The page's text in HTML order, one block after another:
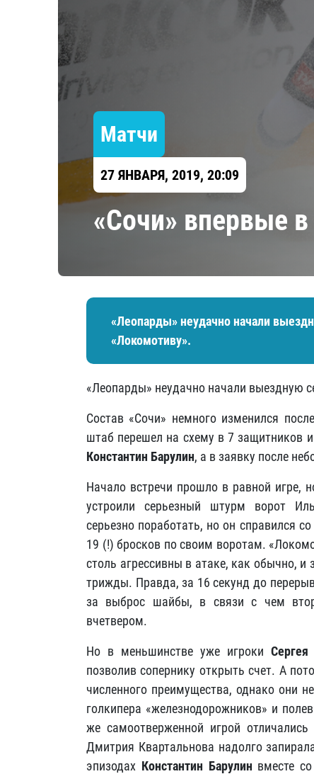
Матчи
27 ЯНВАРЯ, 2019, 20:09
«Сочи» впервые
«Леопарды» неудачно начали
«Локомотиву».
«Леопарды» неудачно начали выездную
Состав «Сочи» немного изменился
штаб перешел на схему в 7 защитников
Константин Барулин, а в заявку после
Начало встречи прошло в равной игре,
устроили серьезный штурм ворот
серьезно поработать, но он справился
19 (!) бросков по своим воротам.
столь агрессивны в атаке, как обычно, и
трижды. Правда, за 16 секунд до
за выброс шайбы, в связи с чем
вчетвером.
Но в меньшинстве уже игрокиСергея
позволив сопернику открыть счет. А
численного преимущества, однако они
голкипера «железнодорожников» и
же самоотверженной игрой
Дмитрия Квартальнова надолго
эпизодах Константин Барулин вместе